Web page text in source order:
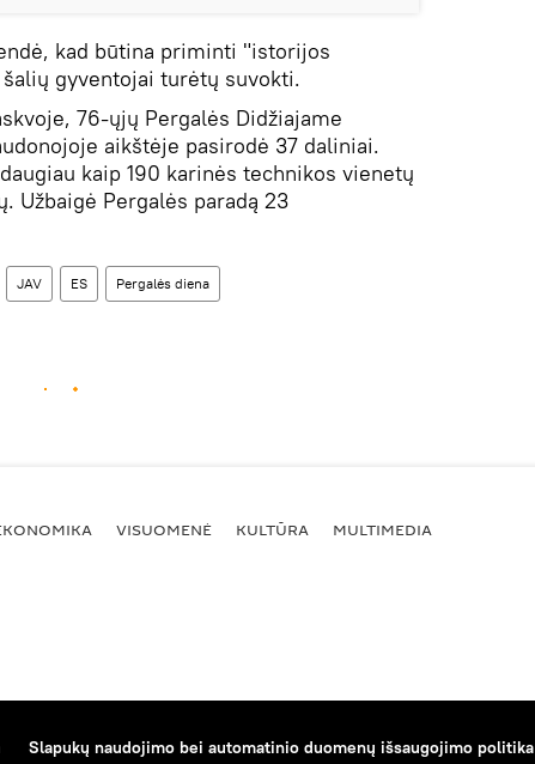
kad būtina priminti "istorijos
gyventojai turėtų suvokti.
76-ųjų Pergalės Didžiajame
aikštėje pasirodė 37 daliniai.
kaip 190 karinės technikos vienetų
Pergalės paradą 23
JAV ES Pergalės diena
VISUOMENĖ KULTŪRA MULTIMEDIA
Slapukų naudojimo bei automatinio duomenų išsaugojimo politika